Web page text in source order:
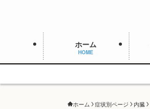
ホーム
HOME
ホーム 症状別ページ 内臓